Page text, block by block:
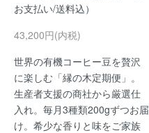
お支払い/送料込）
43,200円(内税)
世界の有機コーヒー豆を贅沢
に楽しむ「縁の木定期便」。
生産者支援の商社から厳選仕
入れ。毎月3種類200gずつお届
け。希少な香りと味をご家族